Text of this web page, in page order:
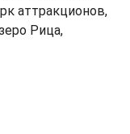
аттракционов,
Рица,